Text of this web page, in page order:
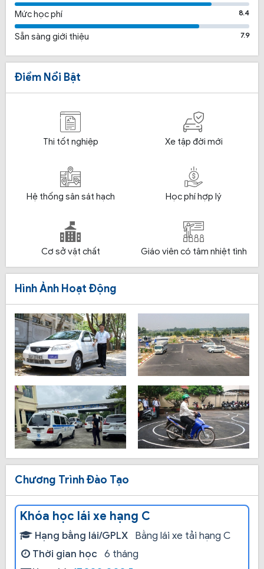
Mức học phí 8.4
Sẵn sàng giới thiệu 7.9
Điểm Nổi Bật
Thi tốt nghiệp Xe tập đời mới
Hệ thống sân sát hạch Học phí hợp lý
Cơ sở vật chất Giáo viên có tâm nhiệt tình
Hình Ảnh Hoạt Động
Chương Trình Đào Tạo
Khóa học lái xe hạng C
Hạng bằng lái/GPLX
Bằng lái xe tải hạng C
Thời gian học 6 tháng